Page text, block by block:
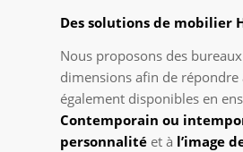
Des solutions de mobilier
Nous proposons des
dimensions afin de
également disponibles en
Contemporain ou
personnalité et à l’image